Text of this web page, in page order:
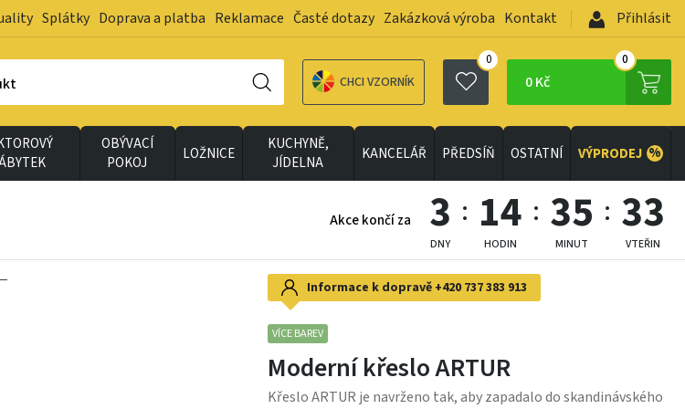
Splátky Doprava a platba Reklamace Časté dotazy Zakázková výroba Kontakt Přihlásit
CHCI VZORNÍK
0
0 Kč
0
OBÝVACÍ
POKOJ
LOŽNICE
KUCHYNĚ,
JÍDELNA
KANCELÁŘ PŘEDSÍŇ OSTATNÍ VÝPRODEJ %
Akce končí za 3
DNY
14
HODIN
35
MINUT
30
VTEŘIN
Informace k dopravě +420 737 383 913
VÍCE BAREV
Moderní křeslo ARTUR
Křeslo ARTUR je navrženo tak, aby zapadalo do skandinávského